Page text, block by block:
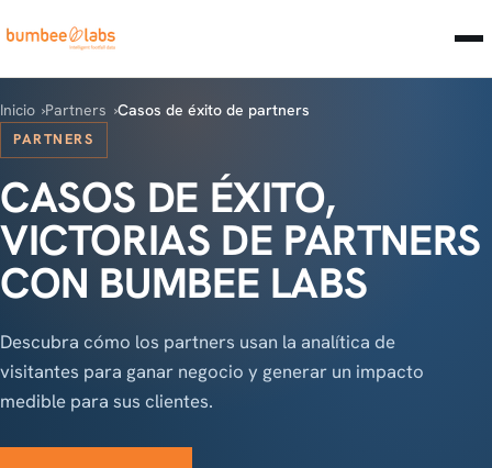
Inicio Partners Casos de éxito de partners
PARTNERS
CASOS DE ÉXITO,
VICTORIAS DE PARTNERS
CON BUMBEE LABS
Descubra cómo los partners usan la analítica de
visitantes para ganar negocio y generar un impacto
medible para sus clientes.